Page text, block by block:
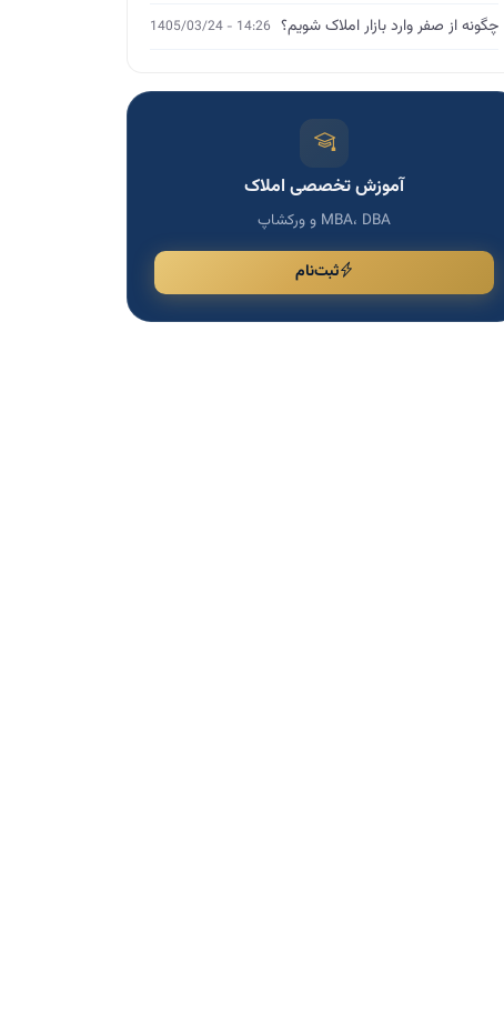
چگونه از صفر وارد بازار املاک شویم؟ 14:26 - 1405/03/24
آموزش تخصصی املاک
MBA، DBA و ورکشاپ
ثبت‌نام